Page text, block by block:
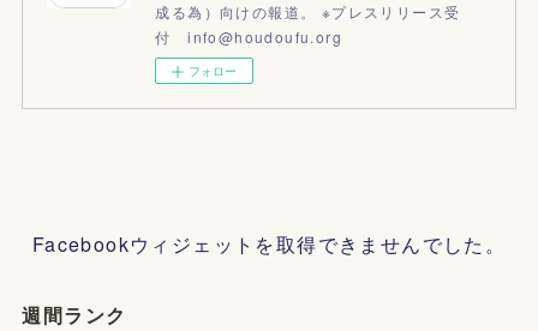
成る為）向けの報道。 ※プレスリリース受
付 info@houdoufu.org
フォロー
Facebookウィジェットを取得できませんでした。
週間ランク